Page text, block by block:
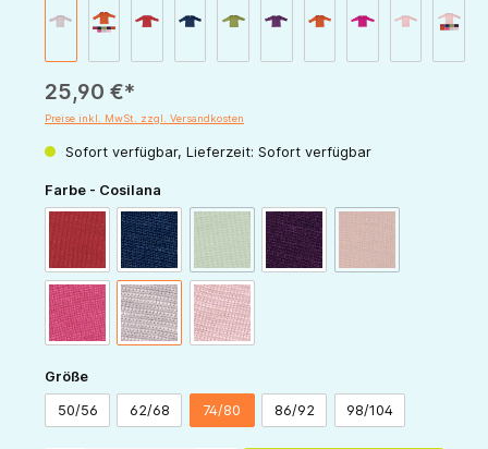
25,90 €*
Preise inkl. MwSt. zzgl. Versandkosten
Sofort verfügbar, Lieferzeit: Sofort verfügbar
Farbe - Cosilana
marine (Diese Option ist zurzeit nicht verfügbar.)
pflaume
pink grau rose
Größeauswählen
50/56 62/68 74/80 86/92 98/104